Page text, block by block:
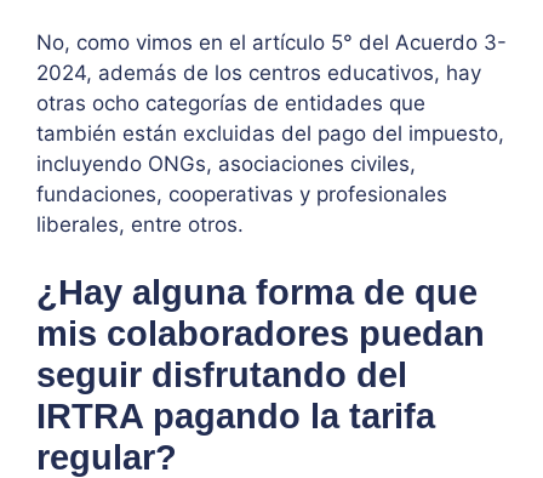
No, como vimos en el artículo 5° del Acuerdo 3-
2024, además de los centros educativos, hay
otras ocho categorías de entidades que
también están excluidas del pago del impuesto,
incluyendo ONGs, asociaciones civiles,
fundaciones, cooperativas y profesionales
liberales, entre otros.
¿Hay alguna forma de que
mis colaboradores puedan
seguir disfrutando del
IRTRA pagando la tarifa
regular?